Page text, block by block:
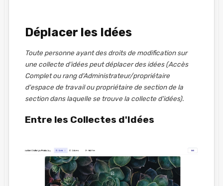
Déplacer les Idées
Toute personne ayant des droits de modification sur
une collecte d'idées peut déplacer des idées (Accès
Complet ou rang d'Administrateur/propriétaire
d'espace de travail ou propriétaire de section de la
section dans laquelle se trouve la collecte d'idées).
Entre les Collectes d'Idées